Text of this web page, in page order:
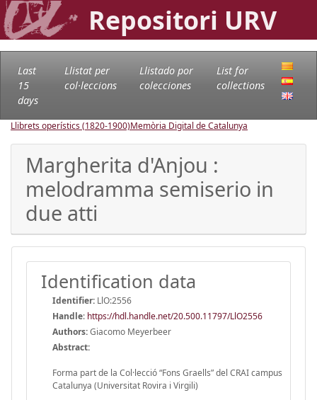
Repositori URV
Last
15
days
Llistat per
col·leccions
Llistado por
colecciones
List for
collections
Llibrets operístics (1820-1900)Memòria Digital de Catalunya
Margherita d'Anjou :
melodramma semiserio in
due atti
Identification data
Identifier: LlO:2556
Handle: https://hdl.handle.net/20.500.11797/LlO2556
Authors:Giacomo Meyerbeer
Abstract:
Forma part de la Col·lecció “Fons Graells” del CRAI campus
Catalunya (Universitat Rovira i Virgili)